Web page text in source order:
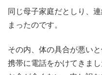
同じ母子家庭だとしり、
まったのです。
その内、体の具合が悪い
携帯に電話をかけてきまし